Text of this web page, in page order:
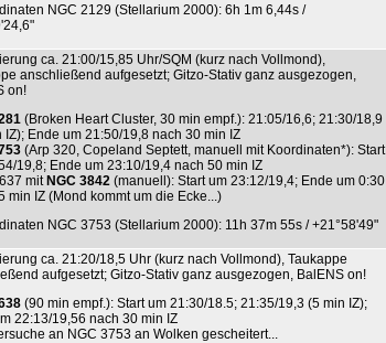
NGC 2129 (Stellarium 2000): 6h 1m 6,44s /
ca. 21:00/15,85 Uhr/SQM (kurz nach Vollmond),
anschließend aufgesetzt; Gitzo-Stativ ganz ausgezogen,
on!
(Broken Heart Cluster, 30 min empf.): 21:05/16,6; 21:30/18,9
IZ); Ende um 21:50/19,8 nach 30 min IZ
(Arp 320, Copeland Septett, manuell mit Koordinaten*): Start
19,8; Ende um 23:10/19,4 nach 50 min IZ
mitNGC 3842 (manuell): Start um 23:12/19,4; Ende um 0:30
min IZ (Mond kommt um die Ecke...)
NGC 3753 (Stellarium 2000): 11h 37m 55s / +21°58'49"
ca. 21:20/18,5 Uhr (kurz nach Vollmond), Taukappe
aufgesetzt; Gitzo-Stativ ganz ausgezogen, BalENS on!
(90 min empf.): Start um 21:30/18.5; 21:35/19,3 (5 min IZ);
22:13/19,56 nach 30 min IZ
an NGC 3753 an Wolken gescheitert...